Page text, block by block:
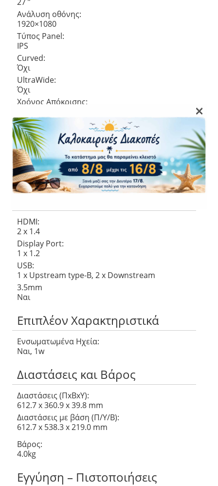
Ανάλυση οθόνης:
1920×1080
Τύπος Panel:
IPS
Curved:
Όχι
UltraWide:
Όχι
Χρόνος Απόκρισης:
Ρυθμός ανανέωσης:
100Hz
Αντίθεση εικόνας:
1000:1
Aspect ratio:
16:9
HDMI:
2 x 1.4
Display Port:
1 x 1.2
USB:
1 x Upstream type-B, 2 x Downstream
3.5mm
Ναι
Επιπλέον Χαρακτηριστικά
Ενσωματωμένα Ηχεία:
Ναι, 1w
Διαστάσεις και Βάρος
Διαστάσεις (ΠxΒxΥ):
612.7 x 360.9 x 39.8 mm
Διαστάσεις με βάση (Π/Υ/Β):
612.7 x 538.3 x 219.0 mm
Βάρος:
4.0kg
Εγγύηση – Πιστοποιήσεις
×